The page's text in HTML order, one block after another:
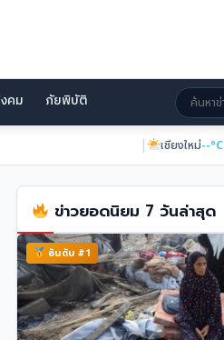
คม ภัยพิบัติ
| ภูเก็ต--°C
ข่าวยอดนิยม 7 วันล่าสุด
อันดับ #1